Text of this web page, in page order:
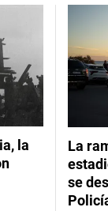
la
La
se